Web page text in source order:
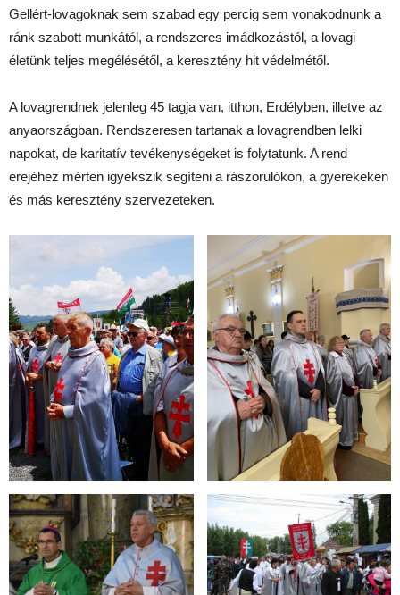
Gellért-lovagoknak sem szabad egy percig sem vonakodnunk a
ránk szabott munkától, a rendszeres imádkozástól, a lovagi
életünk teljes megélésétől, a keresztény hit védelmétől.
A lovagrendnek jelenleg 45 tagja van, itthon, Erdélyben, illetve az
anyaországban. Rendszeresen tartanak a lovagrendben lelki
napokat, de karitatív tevékenységeket is folytatunk. A rend
erejéhez mérten igyekszik segíteni a rászorulókon, a gyerekeken
és más keresztény szervezeteken.